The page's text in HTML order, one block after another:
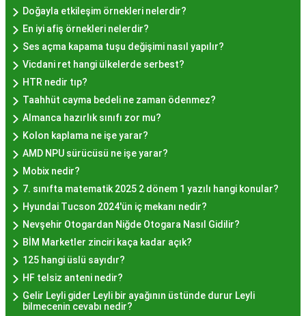
İstanbul genelinde birçok yerel işletme ve
pastane, hayır lokması sunmaktadır. Geleneksel
tatları sevenler için Sultanahmet, Eminönü, ve
Eyüp gibi tarihi semtlerdeki lokantalarda Hayır
Lokması deneyimi daha da özel olabilir. Ayrıca,
Beyoğlu, Kadıköy, ve Beşiktaş gibi modern
semtlerde de bu lezzeti bulabilirsiniz.
Hayır Lokması Fiyatları
İstanbul'da Nasıl?
Hayır lokması fiyatları İstanbulgenelinde
mekanlara ve sunulan hizmete göre değişiklik
gösterir. Genellikle porsiyon bazında satılan hayır
lokmalarının fiyatları uygun olup, lezzetin
farklı mekanlarda çeşitli fiyat seçeneklerini
Doğayla etkileşim örnekleri nelerdir?
En iyi afiş örnekleri nelerdir?
Ses açma kapama tuşu değişimi nasıl yapılır?
Vicdani ret hangi ülkelerde serbest?
HTR nedir tıp?
Taahhüt cayma bedeli ne zaman ödenmez?
Almanca hazırlık sınıfı zor mu?
Kolon kaplama ne işe yarar?
AMD NPU sürücüsü ne işe yarar?
Mobix nedir?
7. sınıfta matematik 2025 2 dönem 1 yazılı hangi konular?
Hyundai Tucson 2024'ün iç mekanı nedir?
Nevşehir Otogardan Niğde Otogara Nasıl Gidilir?
BİM Marketler zinciri kaça kadar açık?
125 hangi üslü sayıdır?
HF telsiz anteni nedir?
Gelir Leyli gider Leyli bir ayağının üstünde durur Leyli
bilmecenin cevabı nedir?